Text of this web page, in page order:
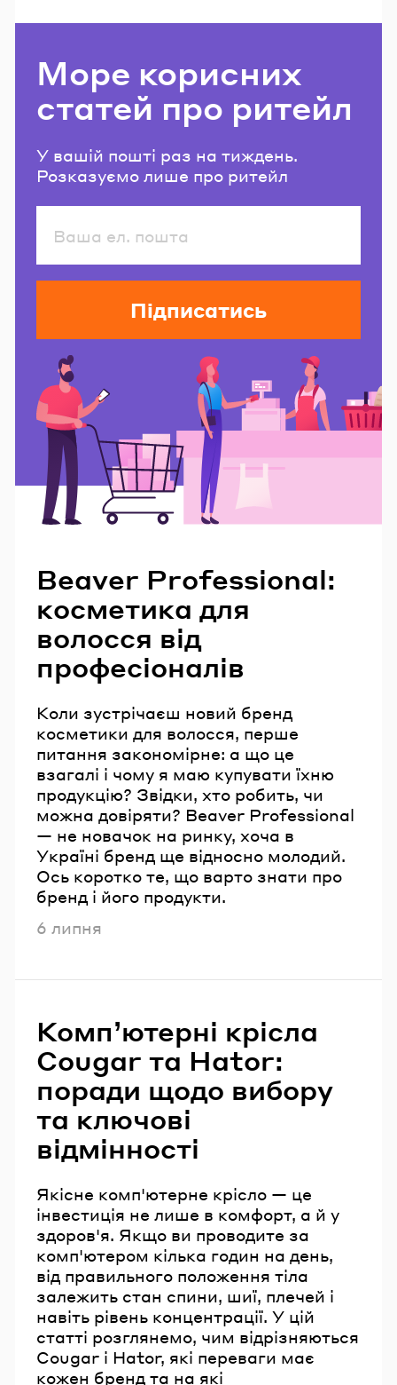
Море корисних
статей про ритейл
У вашій пошті раз на тиждень.
Розказуємо лише про ритейл
Підписатись
Beaver Professional:
косметика для
волосся від
професіоналів
Коли зустрічаєш новий бренд
косметики для волосся, перше
питання закономірне: а що це
взагалі і чому я маю купувати їхню
продукцію? Звідки, хто робить, чи
можна довіряти? Beaver Professional
— не новачок на ринку, хоча в
Україні бренд ще відносно молодий.
Ось коротко те, що варто знати про
бренд і його продукти.
Опубліковано
6 липня
Комп’ютерні крісла
Cougar та Hator:
поради щодо вибору
та ключові
відмінності
Якісне комп'ютерне крісло — це
інвестиція не лише в комфорт, а й у
здоров'я. Якщо ви проводите за
комп'ютером кілька годин на день,
від правильного положення тіла
залежить стан спини, шиї, плечей і
навіть рівень концентрації. У цій
статті розглянемо, чим відрізняються
Cougar і Hator, які переваги має
кожен бренд та на які